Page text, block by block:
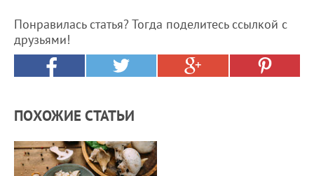
Понравилась статья? Тогда поделитесь ссылкой с
друзьями!
ПОХОЖИЕ СТАТЬИ